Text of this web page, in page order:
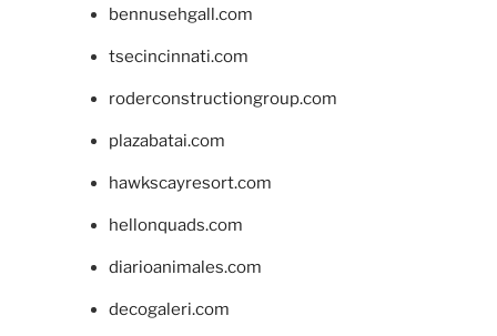
bennusehgall.com
tsecincinnati.com
roderconstructiongroup.com
plazabatai.com
hawkscayresort.com
hellonquads.com
diarioanimales.com
decogaleri.com